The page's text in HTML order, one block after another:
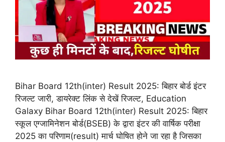
Bihar Board 12th(inter) Result 2025: बिहार बोर्ड इंटर
रिजल्ट जारी, डायरेक्ट लिंक से देखें रिजल्ट, Education
Galaxy Bihar Board 12th(inter) Result 2025: बिहार
स्कूल एग्जामिनेशन बोर्ड(BSEB) के द्वारा इंटर की वार्षिक परीक्षा
2025 का परिणाम(result) मार्च घोषित होने जा रहा है जिसका